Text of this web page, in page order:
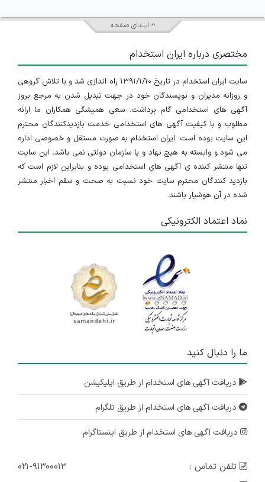
ابتدای صفحه
مختصری درباره ایران استخدام
سایت ایران استخدام در تاریخ ۱۳۹۱/۱/۱۰ راه اندازی شد و با تلاش گروهی
و روزانه مدیران و نویسندگان خود در جهت تبدیل شدن به مرجع بروز
آگهی های استخدامی گام برداشت. سعی همیشگی همکاران ما ارائه
مطلوب و با کیفیت آگهی های استخدامی خدمت بازدیدکنندگان محترم
این سایت بوده است. ایران استخدام به صورت مستقل و خصوصی اداره
می شود و وابسته به هیچ نهاد و یا سازمان دولتی نمی باشد، این سایت
تنها منتشر کننده ی آگهی های استخدامی بوده و بنابراین لازم است که
بازدید کنندگان محترم سایت خود نسبت به صحت و سقم اخبار منتشر
شده در آن هوشیار باشند.
نماد اعتماد الکترونیکی
ما را دنبال کنید
دریافت آگهی های استخدام از طریق اپلیکیشن
دریافت آگهی های استخدام از طریق تلگرام
دریافت آگهی های استخدام از طریق اینستاگرام
تلفن تماس :
۰۲۱-۹۱۳۰۰۰۱۳